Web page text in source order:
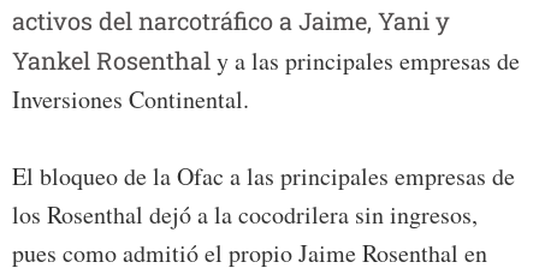
activos del narcotráfico a Jaime, Yani y
Yankel Rosenthaly a las principales empresas de
Inversiones Continental.
El bloqueo de la Ofac a las principales empresas de
los Rosenthal dejó a la cocodrilera sin ingresos,
pues como admitió el propio Jaime Rosenthal en